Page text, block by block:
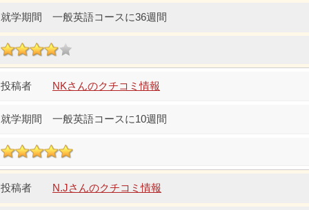
一般英語コースに36週間
NKさんのクチコミ情報
一般英語コースに10週間
N.Jさんのクチコミ情報